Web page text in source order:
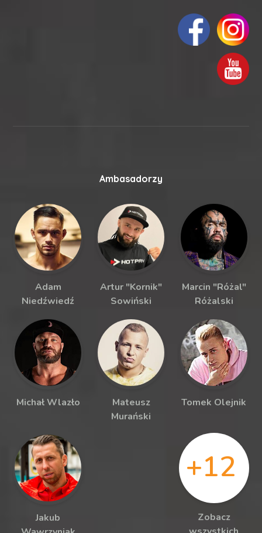
Ambasadorzy
Adam
Niedźwiedź
Artur "Kornik"
Sowiński
Marcin "Różal"
Różalski
Michał Wlazło
Mateusz
Murański
Tomek Olejnik
Jakub
+12
Zobacz